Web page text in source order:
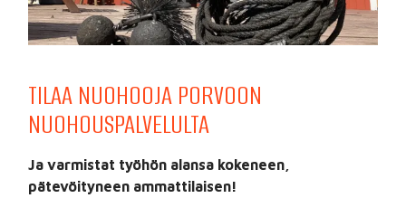
TILAA NUOHOOJA PORVOON
NUOHOUSPALVELULTA
Ja varmistat työhön alansa kokeneen,
pätevöityneen ammattilaisen!